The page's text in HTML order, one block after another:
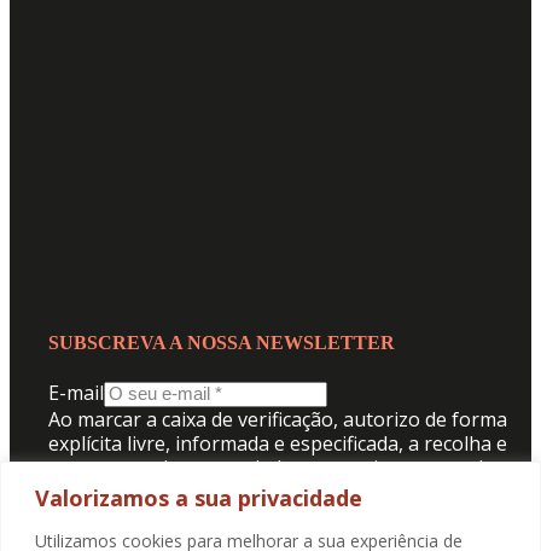
Valorizamos a sua privacidade
Utilizamos cookies para melhorar a sua experiência de
SUBSCREVA A NOSSA NEWSLETTER
E-mail
Ao marcar a caixa de verificação, autorizo de forma
explícita livre, informada e especificada, a recolha e
tratamento dos meus dados pessoais para receber
comunicação da Promotorres:
Aceito a Politica de Privacidade.